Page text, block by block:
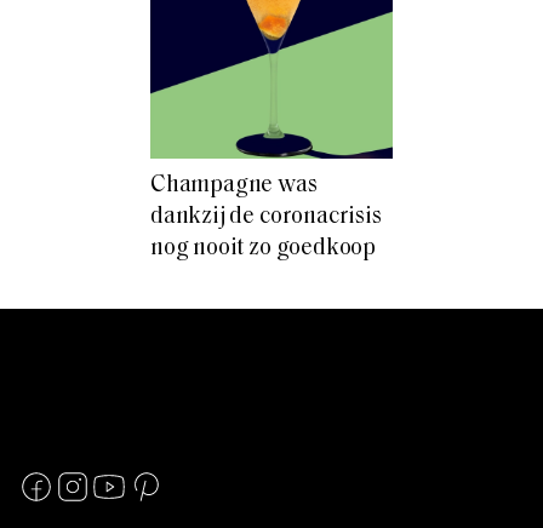
Champagne was
dankzij de coronacrisis
nog nooit zo goedkoop